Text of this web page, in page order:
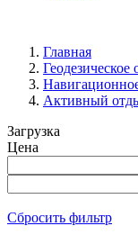
Главная
Геодезическое
Активный
Загрузка
Цена
Сбросить фильтр